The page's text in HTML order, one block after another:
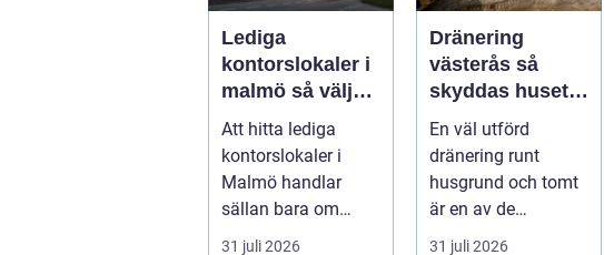
Lediga
kontorslokaler i
malmö så väljer
företag rätt läge
och lokal
Att hitta lediga
kontorslokaler i
Malmö handlar
sällan bara om
kvadratmeter och
31 juli 2026
Dränering
västerås så
skyddas huset
mot fuktproblem
En väl utförd
dränering runt
husgrund och tomt
är en av de
viktigaste
31 juli 2026